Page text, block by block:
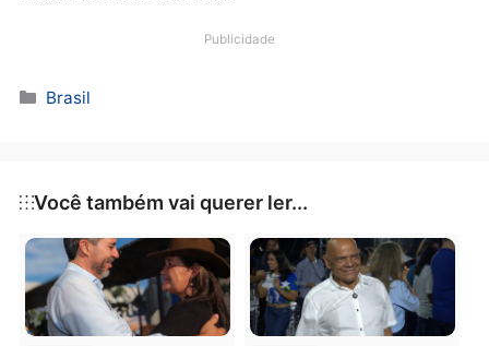
câmara, ele vetaria. Doria disse que o governo de
estrangeiros que chegarem ao Brasil deverão
Canadá e em muitos países aqui da América Latina”,
O governador afirmou ainda que em relação ao
“passaporte da vacina” especificamente é preciso
ainda aguardar para avaliar o projeto, mas que exigir